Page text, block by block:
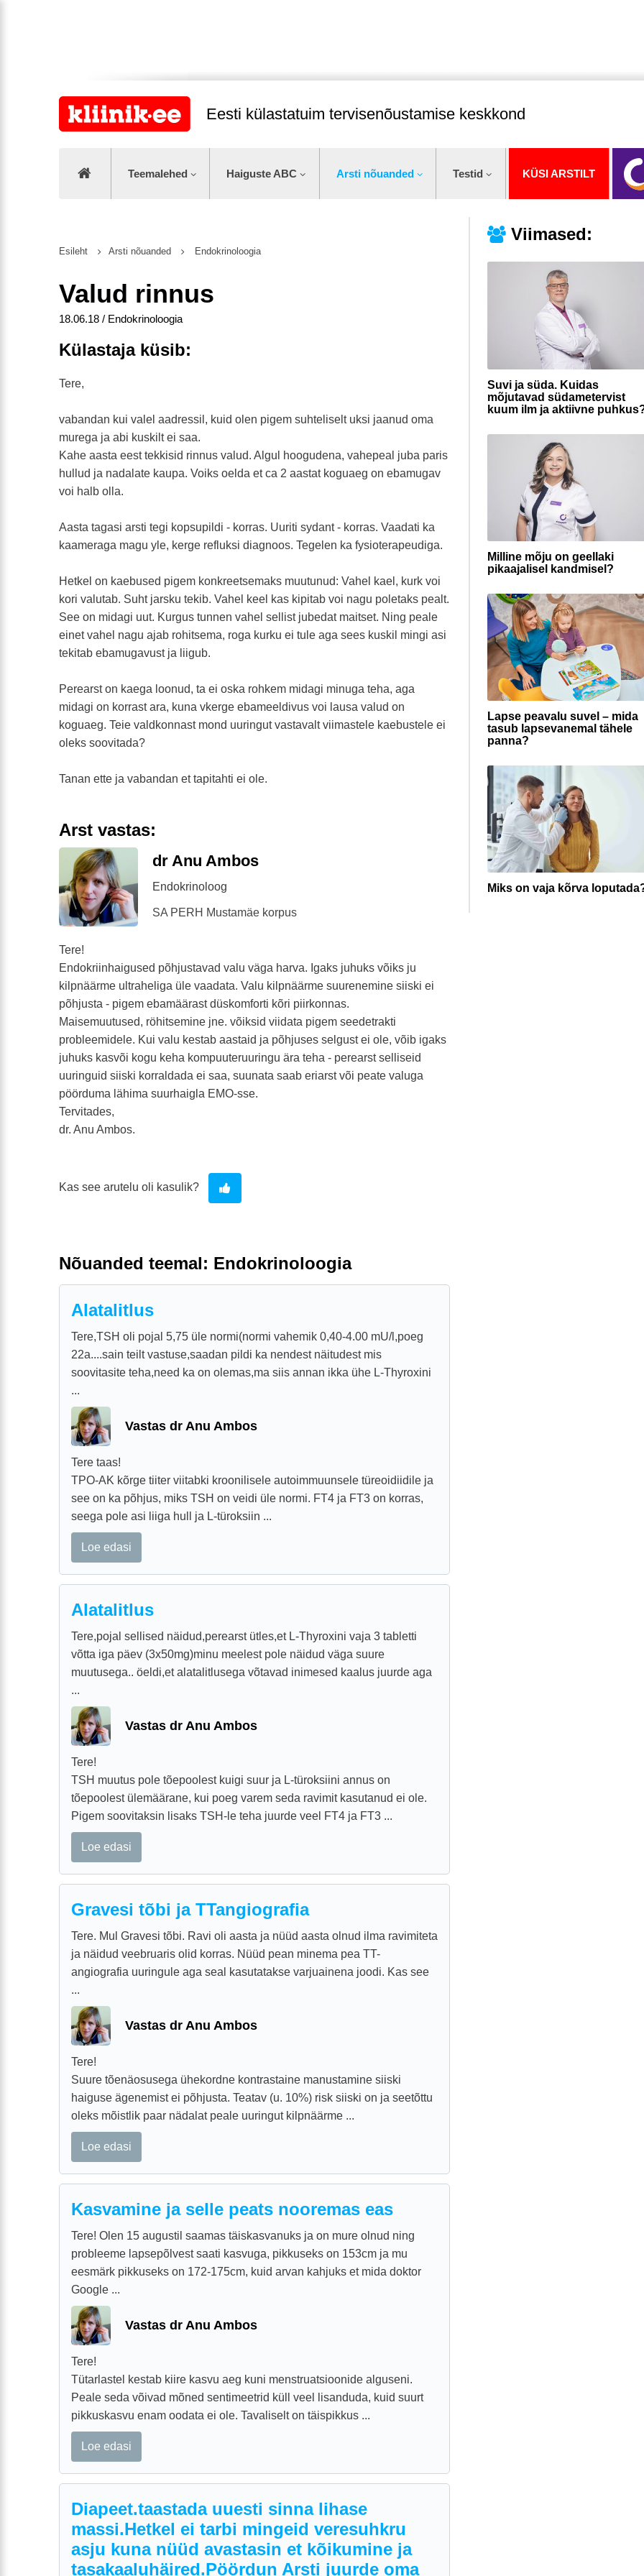
Eesti külastatuim tervisenõustamise keskkond
Teemalehed Haiguste ABC Arsti nõuanded Testid KÜSI ARSTILT
Viimased:
Suvi ja süda. Kuidas
mõjutavad südametervist
kuum ilm ja aktiivne
Milline mõju on geellaki
pikaajalisel kandmisel?
Lapse peavalu suvel – mida
tasub lapsevanemal tähele
panna?
Miks on vaja kõrva
Esileht Arsti nõuanded Endokrinoloogia
Valud rinnus
18.06.18 / Endokrinoloogia
Külastaja küsib:
Tere,
vabandan kui valel aadressil, kuid olen pigem suhteliselt uksi jaanud oma
murega ja abi kuskilt ei saa.
Kahe aasta eest tekkisid rinnus valud. Algul hoogudena, vahepeal juba paris
hullud ja nadalate kaupa. Voiks oelda et ca 2 aastat koguaeg on ebamugav
voi halb olla.
Aasta tagasi arsti tegi kopsupildi - korras. Uuriti sydant - korras. Vaadati ka
kaameraga magu yle, kerge refluksi diagnoos. Tegelen ka fysioterapeudiga.
Hetkel on kaebused pigem konkreetsemaks muutunud: Vahel kael, kurk voi
kori valutab. Suht jarsku tekib. Vahel keel kas kipitab voi nagu poletaks pealt.
See on midagi uut. Kurgus tunnen vahel sellist jubedat maitset. Ning peale
einet vahel nagu ajab rohitsema, roga kurku ei tule aga sees kuskil mingi asi
tekitab ebamugavust ja liigub.
Perearst on kaega loonud, ta ei oska rohkem midagi minuga teha, aga
midagi on korrast ara, kuna vkerge ebameeldivus voi lausa valud on
koguaeg. Teie valdkonnast mond uuringut vastavalt viimastele kaebustele ei
oleks soovitada?
Tanan ette ja vabandan et tapitahti ei ole.
Arst vastas:
dr Anu Ambos
Endokrinoloog
SA PERH Mustamäe korpus
Tere!
Endokriinhaigused põhjustavad valu väga harva. Igaks juhuks võiks ju
kilpnäärme ultraheliga üle vaadata. Valu kilpnäärme suurenemine siiski ei
põhjusta - pigem ebamäärast düskomforti kõri piirkonnas.
Maisemuutused, röhitsemine jne. võiksid viidata pigem seedetrakti
probleemidele. Kui valu kestab aastaid ja põhjuses selgust ei ole, võib igaks
juhuks kasvõi kogu keha kompuuteruuringu ära teha - perearst selliseid
uuringuid siiski korraldada ei saa, suunata saab eriarst või peate valuga
pöörduma lähima suurhaigla EMO-sse.
Tervitades,
dr. Anu Ambos.
Kas see arutelu oli kasulik?
Nõuanded teemal: Endokrinoloogia
Alatalitlus
Tere,TSH oli pojal 5,75 üle normi(normi vahemik 0,40-4.00 mU/l,poeg
22a....sain teilt vastuse,saadan pildi ka nendest näitudest mis
soovitasite teha,need ka on olemas,ma siis annan ikka ühe L-Thyroxini
...
Vastas dr Anu Ambos
Tere taas!
TPO-AK kõrge tiiter viitabki kroonilisele autoimmuunsele türeoidiidile ja
see on ka põhjus, miks TSH on veidi üle normi. FT4 ja FT3 on korras,
seega pole asi liiga hull ja L-türoksiin ...
Loe edasi
Alatalitlus
Tere,pojal sellised näidud,perearst ütles,et L-Thyroxini vaja 3 tabletti
võtta iga päev (3x50mg)minu meelest pole näidud väga suure
muutusega.. öeldi,et alatalitlusega võtavad inimesed kaalus juurde aga
...
Vastas dr Anu Ambos
Tere!
TSH muutus pole tõepoolest kuigi suur ja L-türoksiini annus on
tõepoolest ülemäärane, kui poeg varem seda ravimit kasutanud ei ole.
Pigem soovitaksin lisaks TSH-le teha juurde veel FT4 ja FT3 ...
Loe edasi
Gravesi tõbi ja TTangiografia
Tere. Mul Gravesi tõbi. Ravi oli aasta ja nüüd aasta olnud ilma ravimiteta
ja näidud veebruaris olid korras. Nüüd pean minema pea TT-
angiografia uuringule aga seal kasutatakse varjuainena joodi. Kas see
...
Vastas dr Anu Ambos
Tere!
Suure tõenäosusega ühekordne kontrastaine manustamine siiski
haiguse ägenemist ei põhjusta. Teatav (u. 10%) risk siiski on ja seetõttu
oleks mõistlik paar nädalat peale uuringut kilpnäärme ...
Loe edasi
Kasvamine ja selle peats nooremas eas
Tere! Olen 15 augustil saamas täiskasvanuks ja on mure olnud ning
probleeme lapsepõlvest saati kasvuga, pikkuseks on 153cm ja mu
eesmärk pikkuseks on 172-175cm, kuid arvan kahjuks et mida doktor
Google ...
Vastas dr Anu Ambos
Tere!
Tütarlastel kestab kiire kasvu aeg kuni menstruatsioonide alguseni.
Peale seda võivad mõned sentimeetrid küll veel lisanduda, kuid suurt
pikkuskasvu enam oodata ei ole. Tavaliselt on täispikkus ...
Loe edasi
Diapeet.taastada uuesti sinna lihase
massi.Hetkel ei tarbi mingeid veresuhkru
asju kuna nüüd avastasin et kõikumine ja
tasakaaluhäired.Pöördun Arsti juurde oma